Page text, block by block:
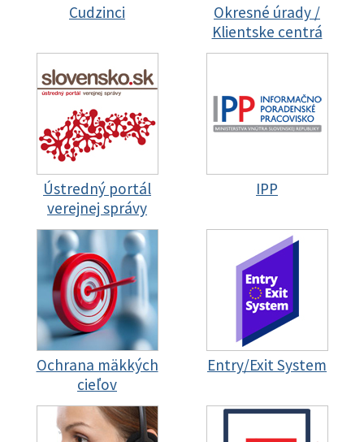
Cudzinci
Okresné úrady /
Klientske centrá
Ústredný portál
verejnej správy
IPP
Ochrana mäkkých
cieľov
Entry/Exit System